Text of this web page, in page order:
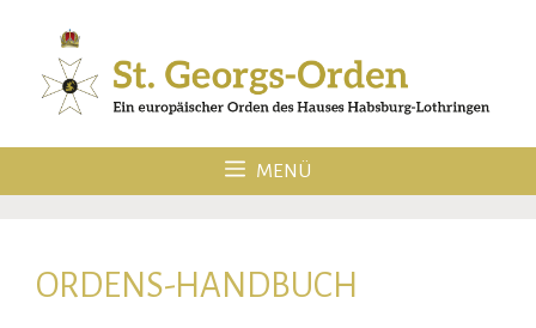
springen
MENÜ
ORDENS-HANDBUCH